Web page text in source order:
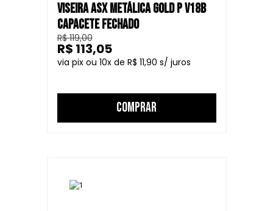
VISEIRA ASX METÁLICA GOLD P V18B
CAPACETE FECHADO
R$ 119,00
10
R$ 11,90
R$ 113,05
COMPRAR